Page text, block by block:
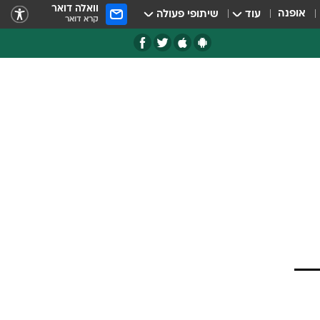
אופנה עוד שיתופי פעולה וואלה דואר
קרא דואר